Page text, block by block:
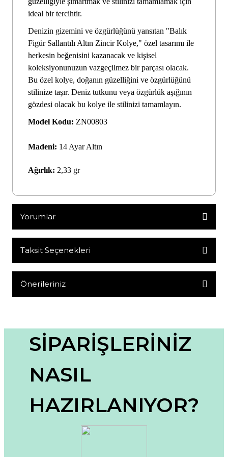
ideal bir tercihtir.
Denizin gizemini ve özgürlüğünü yansıtan "Balık
Figür Sallantılı Altın Zincir Kolye," özel tasarımı ile
herkesin beğenisini kazanacak ve kişisel
koleksiyonunuzun vazgeçilmez bir parçası olacak.
Bu özel kolye, doğanın güzelliğini ve özgürlüğünü
stilinize taşır. Deniz tutkunu veya özgürlük aşığının
gözdesi olacak bu kolye ile stilinizi tamamlayın.
Model Kodu: ZN00803
Madeni: 14 Ayar Altın
Ağırlık: 2,33 gr
Yorumlar
Bu ürüne ilk yorumu siz yapın!
Taksit Seçenekleri
Önerileriniz
Görüş ve önerileriniz için teşekkür ederiz.
Ürün resmi kalitesiz, bozuk veya görüntülenemiyor.
Ürün açıklamasında eksik bilgiler bulunuyor.
Ürün fiyatı diğer sitelerden daha pahalı.
Bu ürüne benzer farklı alternatifler olmalı.
SİPARİŞLERİNİZ
NASIL
HAZIRLANIYOR?